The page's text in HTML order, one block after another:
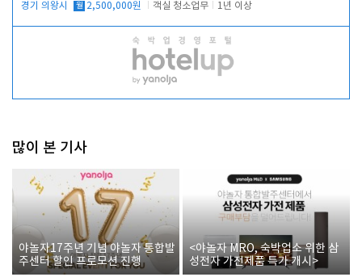
경기 의왕시 월 2,500,000원 객실 청소업무 1년 이상
많이 본 기사
야놀자17주년 기념 야놀자 통합발
주센터 할인 프로모션 진행
<야놀자 MRO, 숙박업소 위한 삼
성전자 가전제품 특가 개시>